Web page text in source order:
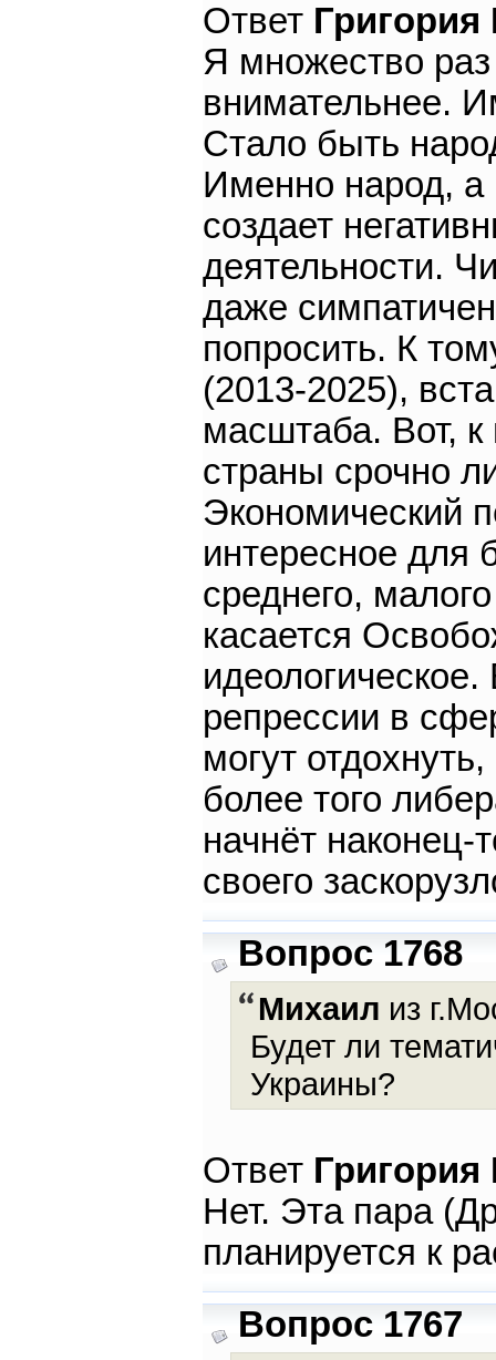
Ответ
Я множество раз
внимательнее.
Стало быть
Именно народ, а
создает
деятельности.
даже
попросить. К
(2013-2025),
масштаба. Вот,
страны срочно
Экономический
интересное для
среднего,
касается
репрессии в
могут
более того
начнёт
своего
Вопрос 1768
Михаил из
Будет ли
Украины?
Ответ
Нет. Эта пара
планируется к
Вопрос 1767